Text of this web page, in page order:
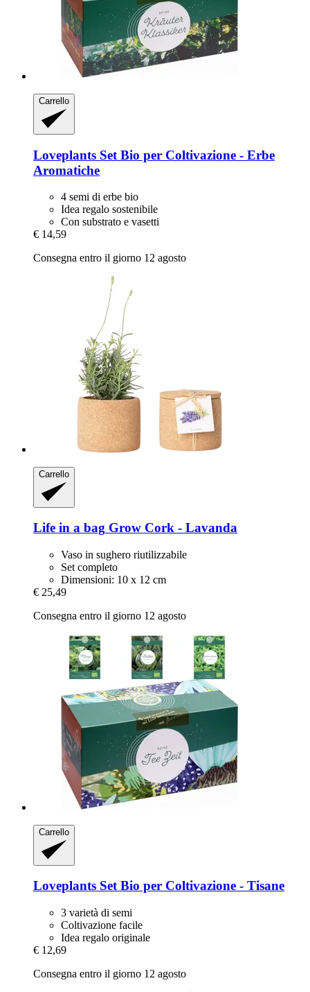
Carrello
Loveplants Set Bio per Coltivazione -​ Erbe
Aromatiche
4 semi di erbe bio
Idea regalo sostenibile
Con substrato e vasetti
€ 14,59
Consegna entro il giorno 12 agosto
Carrello
Life in a bag Grow Cork -​ Lavanda
Vaso in sughero riutilizzabile
Set completo
Dimensioni: 10 x 12 cm
€ 25,49
Consegna entro il giorno 12 agosto
Carrello
Loveplants Set Bio per Coltivazione -​ Tisane
3 varietà di semi
Coltivazione facile
Idea regalo originale
€ 12,69
Consegna entro il giorno 12 agosto